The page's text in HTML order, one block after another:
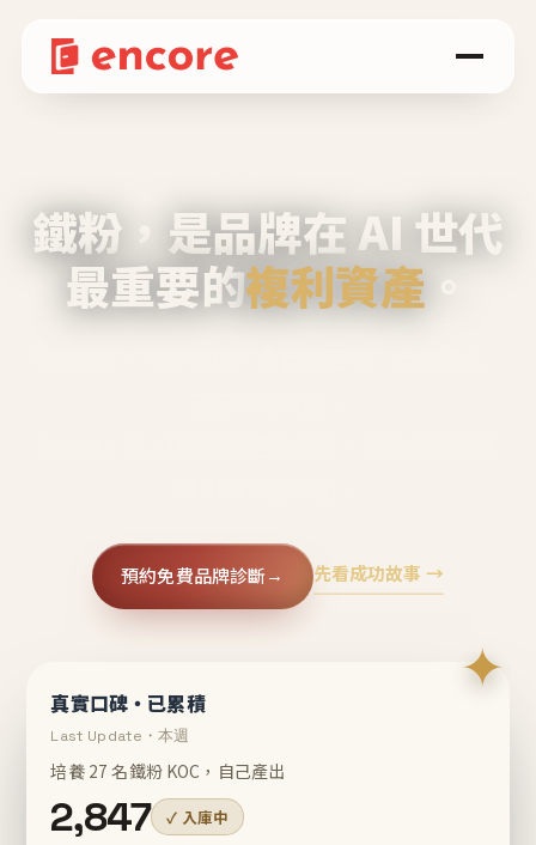
鐵粉，是品牌在 AI 世代
最重要的複利資產 。
預約免費品牌診斷→ 先看成功故事 →
✦
真實口碑・已累積
Last Update・本週
培養 27 名鐵粉 KOC，自己產出
2,847 ✓ 入庫中